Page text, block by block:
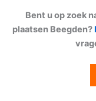
Bent u op zoek
plaatsen Beegden?